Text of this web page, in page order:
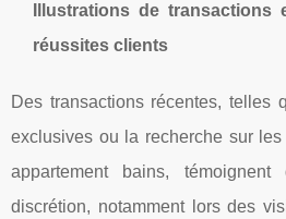
Illustrations de transactions
réussites clients
Des transactions récentes, telles
exclusives ou la recherche sur
appartement bains,
discrétion, notamment lors des